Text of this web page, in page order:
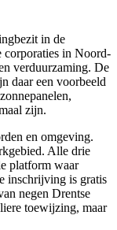
in de
corporaties in Noord-
verduurzaming. De
daar een voorbeeld
zijn.
en omgeving.
Alle drie
platform waar
inschrijving is gratis
negen Drentse
toewijzing, maar